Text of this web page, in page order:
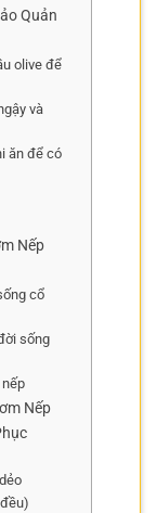
Quản
olive để
và
ăn để có
Nếp
cổ
sống
Nếp